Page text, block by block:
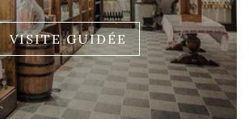
VISITE GUIDÉE